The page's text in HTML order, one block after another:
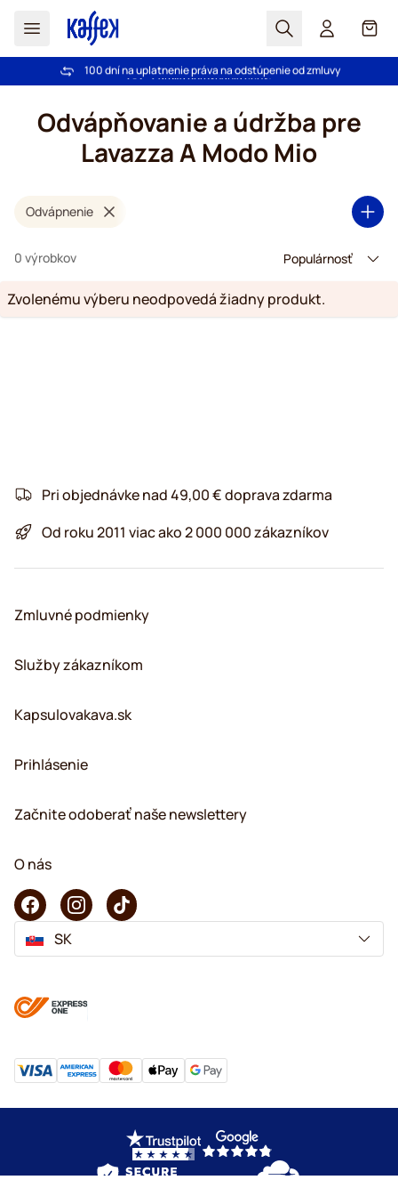
Hľadať Košík
Pri objednávke nad 49,00 € doprava zdarma
100 dní na uplatnenie práva na odstúpenie od zmluvy
Odvápňovanie a údržba pre
Lavazza A Modo Mio
Odvápnenie
0 výrobkov
Zvolenému výberu neodpovedá žiadny produkt.
Pri objednávke nad 49,00 € doprava zdarma
Od roku 2011 viac ako 2 000 000 zákazníkov
Zmluvné podmienky
Služby zákazníkom
Kapsulovakava.sk
Prihlásenie
Začnite odoberať naše newslettery
O nás
SK